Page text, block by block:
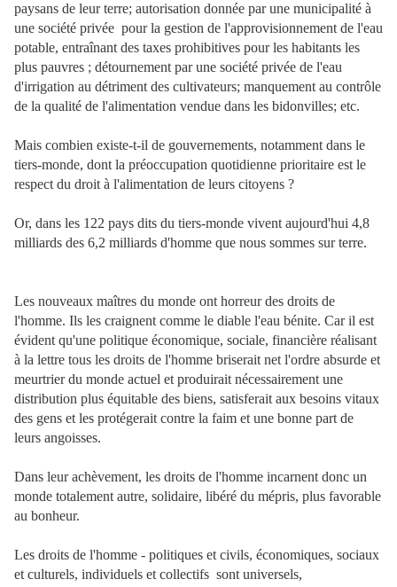
paysans de leur terre; autorisation donnée par une municipalité à
une société privée pour la gestion de l'approvisionnement de l'eau
potable, entraînant des taxes prohibitives pour les habitants les
plus pauvres ; détournement par une société privée de l'eau
d'irrigation au détriment des cultivateurs; manquement au contrôle
de la qualité de l'alimentation vendue dans les bidonvilles; etc.
Mais combien existe-t-il de gouvernements, notamment dans le
tiers-monde, dont la préoccupation quotidienne prioritaire est le
respect du droit à l'alimentation de leurs citoyens ?
Or, dans les 122 pays dits du tiers-monde vivent aujourd'hui 4,8
milliards des 6,2 milliards d'homme que nous sommes sur terre.
Les nouveaux maîtres du monde ont horreur des droits de
l'homme. Ils les craignent comme le diable l'eau bénite. Car il est
évident qu'une politique économique, sociale, financière réalisant
à la lettre tous les droits de l'homme briserait net l'ordre absurde et
meurtrier du monde actuel et produirait nécessairement une
distribution plus équitable des biens, satisferait aux besoins vitaux
des gens et les protégerait contre la faim et une bonne part de
leurs angoisses.
Dans leur achèvement, les droits de l'homme incarnent donc un
monde totalement autre, solidaire, libéré du mépris, plus favorable
au bonheur.
Les droits de l'homme - politiques et civils, économiques, sociaux
et culturels, individuels et collectifs sont universels,